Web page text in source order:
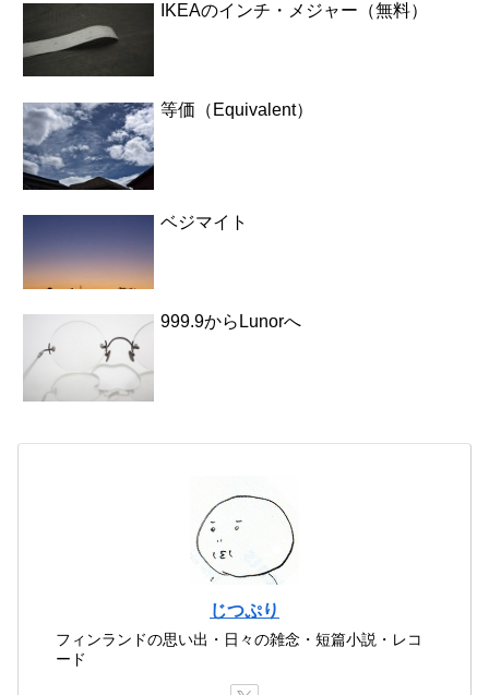
IKEAのインチ・メジャー（無料）
等価（Equivalent）
ベジマイト
999.9からLunorへ
じつぷり
フィンランドの思い出・日々の雑念・短篇小説・レコ
ード